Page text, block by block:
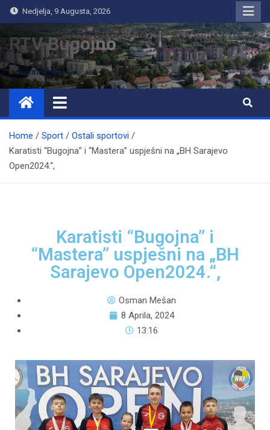
Nedjelja, 9 Augusta, 2026
RTV Bugojno
Home Sport
Ostali sportovi
Karatisti “Bugojna” i “Mastera” uspješni na „BH Sarajevo
Open2024.“,
Karatisti “Bugojna” i
“Mastera” uspješni na „BH
Sarajevo Open2024.“,
Osman Mešan
8 Aprila, 2024
13:16